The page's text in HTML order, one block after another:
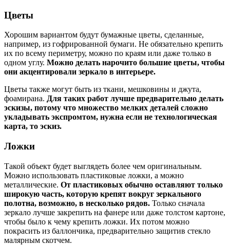
Цветы
Хорошим вариантом будут бумажные цветы, сделанные,
например, из гофрированной бумаги. Не обязательно крепить
их по всему периметру, можно по краям или даже только в
одном углу. Можно делать нарочито большие цветы, чтобы
они акцентировали зеркало в интерьере.
Цветы также могут быть из ткани, мешковины и джута,
фоамирана. Для таких работ лучше предварительно делать
эскизы, потому что множество мелких деталей сложно
укладывать экспромтом, нужна если не технологическая
карта, то эскиз.
Ложки
Такой объект будет выглядеть более чем оригинальным.
Можно использовать пластиковые ложки, а можно
металлические. От пластиковых обычно оставляют только
широкую часть, которую крепят вокруг зеркального
полотна, возможно, в несколько рядов. Только сначала
зеркало лучше закрепить на фанере или даже толстом картоне,
чтобы было к чему крепить ложки. Их потом можно
покрасить из баллончика, предварительно защитив стекло
малярным скотчем.